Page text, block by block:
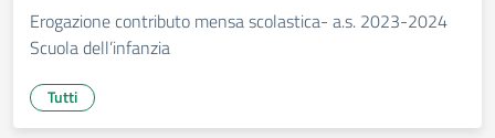
Erogazione contributo mensa scolastica- a.s. 2023-2024
Scuola dell’infanzia
Tutti